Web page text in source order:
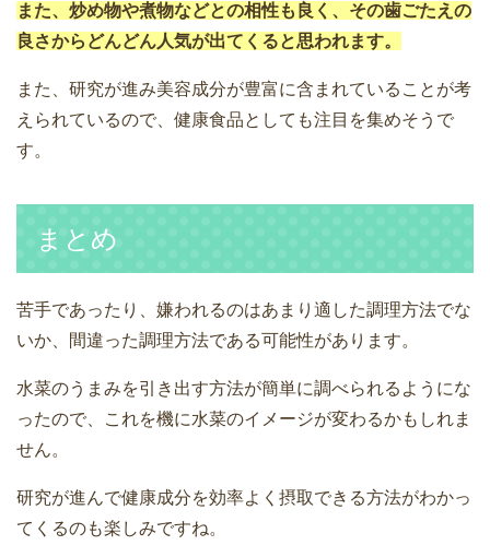
また、炒め物や煮物などとの相性も良く、その歯ごたえの
良さからどんどん人気が出てくると思われます。
また、研究が進み美容成分が豊富に含まれていることが考
えられているので、健康食品としても注目を集めそうで
す。
まとめ
苦手であったり、嫌われるのはあまり適した調理方法でな
いか、間違った調理方法である可能性があります。
水菜のうまみを引き出す方法が簡単に調べられるようにな
ったので、これを機に水菜のイメージが変わるかもしれま
せん。
研究が進んで健康成分を効率よく摂取できる方法がわかっ
てくるのも楽しみですね。